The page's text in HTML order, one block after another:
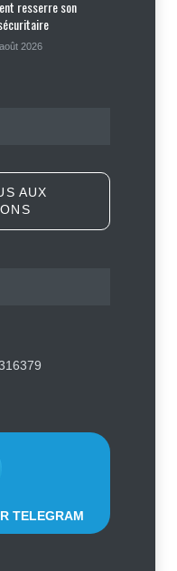
resserre son
2026
en quête de
contre Sunrise
Didier Fils-Aimé
en s’inscrivant
AUX
TELEGRAM